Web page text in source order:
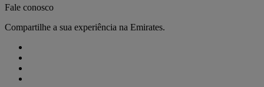
Fale conosco
Compartilhe a sua experiência na Emirates.